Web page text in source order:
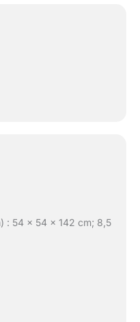
: 54 x 54 x 142 cm; 8,5